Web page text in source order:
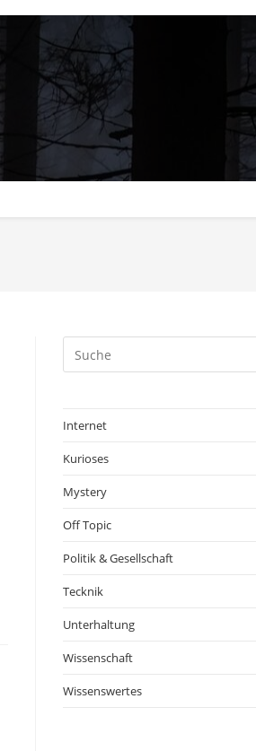
Internet
Kurioses
Mystery
Off Topic
Politik & Gesellschaft
Tecknik
Unterhaltung
Wissenschaft
Wissenswertes